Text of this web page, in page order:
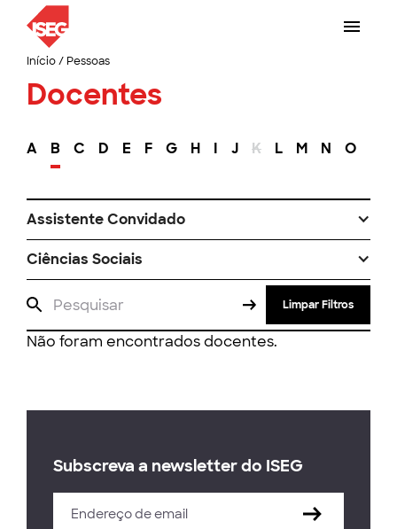
Início/ Pessoas
Docentes
A B C D E F G H I J K L M N O
Assistente Convidado
Ciências Sociais
Limpar Filtros
Não foram encontrados docentes.
Subscreva a newsletter do ISEG